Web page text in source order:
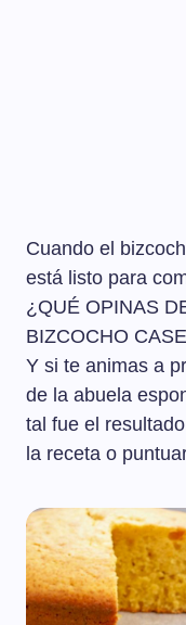
Cuando el
está listo para
¿QUÉ OPINAS
BIZCOCHO
Y si te animas a
de la abuela
tal fue el
la receta o